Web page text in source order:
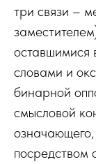
три связи –
оставшимися
словами и
бинарной
смысловой
посредством